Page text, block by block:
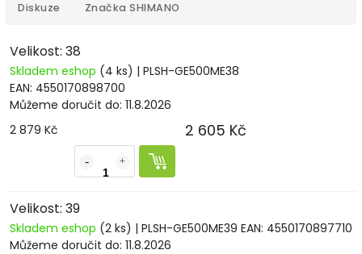
Diskuze Značka SHIMANO
Velikost: 38
Skladem eshop (4 ks) | PLSH-GE500ME38
EAN: 4550170898700
Můžeme doručit do: 11.8.2026
2 879 Kč
2 605 Kč
Velikost: 39
Skladem eshop (2 ks) | PLSH-GE500ME39 EAN: 4550170897710
Můžeme doručit do: 11.8.2026